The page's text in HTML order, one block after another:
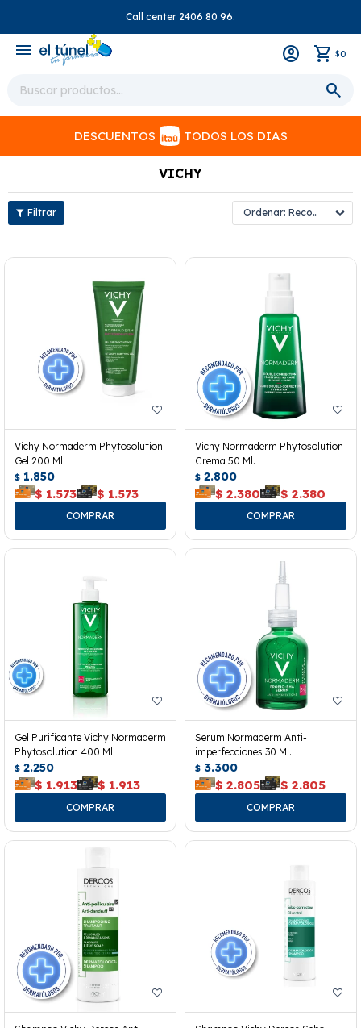
Call center 2406 80 96.
menu $0
DESCUENTOS TODOS LOS DIAS
VICHY
Recomendados
Vichy Normaderm Phytosolution
Gel 200 Ml.
$ 1.850
$ 1.573 $ 1.573
Vichy Normaderm Phytosolution
Crema 50 Ml.
$ 2.800
$ 2.380 $ 2.380
Gel Purificante Vichy Normaderm
Phytosolution 400 Ml.
$ 2.250
$ 1.913 $ 1.913
Serum Normaderm Anti-
imperfecciones 30 Ml.
$ 3.300
$ 2.805 $ 2.805
close